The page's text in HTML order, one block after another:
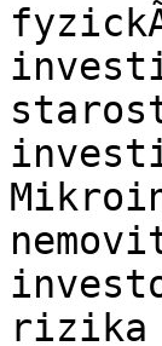
rizika